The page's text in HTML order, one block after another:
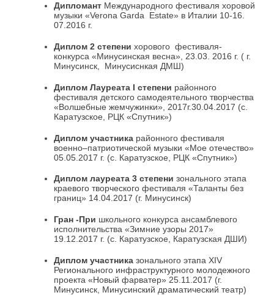
ДипломантМеждународного фестиваля хоровой
музыки «Verona Garda Estate» в Италии 10-16.
07.2016 г.
Диплом 2 степени хорового фестиваля-
конкурса «Минусинская весна», 23.03. 2016 г. ( г.
Минусинск, Минусиснкая ДМШ)
Диплом Лауреата I степени районного
фестиваля детского самодеятельного творчества
«Волшебные жемчужинки», 2017г.30.04.2017 (с.
Каратузское, РЦК «Спутник»)
Диплом участника районного фестиваля
военно–патриотической музыки «Мое отечество»
05.05.2017 г. (с. Каратузское, РЦК «Спутник»)
Диплом лауреата 3 степени зонального этапа
краевого творческого фестиваля «Таланты без
границ» 14.04.2017 (г. Минусинск)
Гран -При школьного конкурса ансамблевого
исполнительства «Зимние узоры 2017»
19.12.2017 г. (с. Каратузское, Каратузская ДШИ)
Диплом участника зонального этапа XIV
Регионального инфраструктурного молодежного
проекта «Новый фарватер» 25.11.2017 (г.
Минусинск, Минусинский драматический театр)